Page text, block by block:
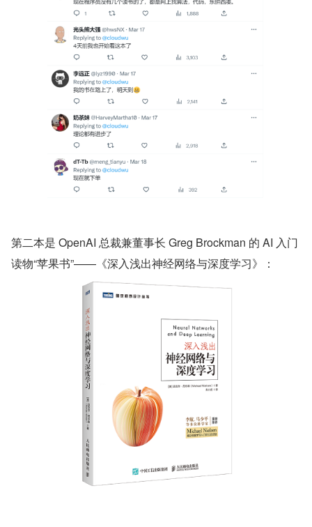
第二本是 OpenAI 总裁兼董事长 Greg Brockman 的 AI 入门
读物“苹果书”——《深入浅出神经网络与深度学习》：